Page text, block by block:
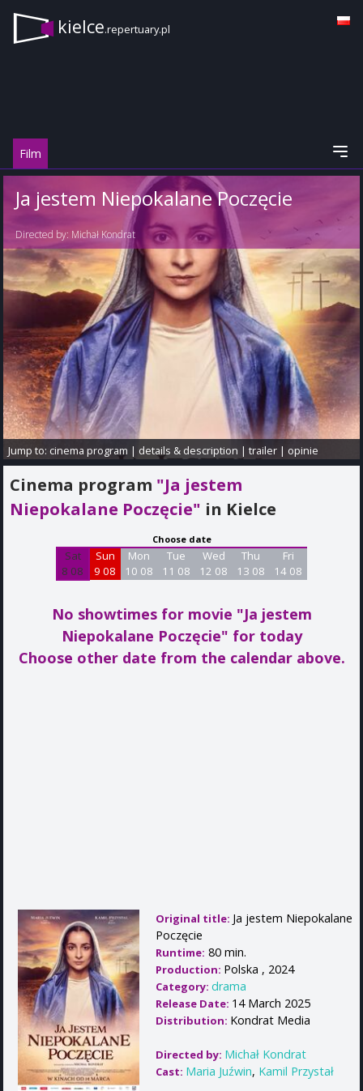
kielce.repertuary.pl
Film
Ja jestem Niepokalane Poczęcie
Directed by: Michał Kondrat
Jump to:cinema program | details & description |trailer | opinie
Cinema program "Ja jestem
Niepokalane Poczęcie" in Kielce
Choose date
Sat
8 08
Sun
9 08
Mon
10 08
Tue
11 08
Wed
12 08
Thu
13 08
Fri
14 08
No showtimes for movie "Ja jestem
Niepokalane Poczęcie" for today
Choose other date from the calendar above.
Original title: Ja jestem Niepokalane
Poczęcie
Runtime: 80 min.
Production: Polska , 2024
Category: drama
Release Date: 14 March 2025
Distribution: Kondrat Media
Directed by: Michał Kondrat
Cast: Maria Juźwin, Kamil Przystał